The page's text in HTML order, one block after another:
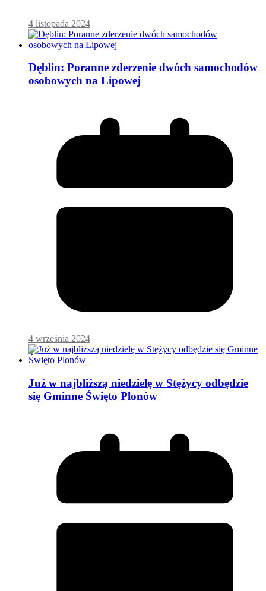
4 listopada 2024
Dęblin: Poranne zderzenie dwóch samochodów
osobowych na Lipowej
4 września 2024
Już w najbliższą niedzielę w Stężycy odbędzie
się Gminne Święto Plonów